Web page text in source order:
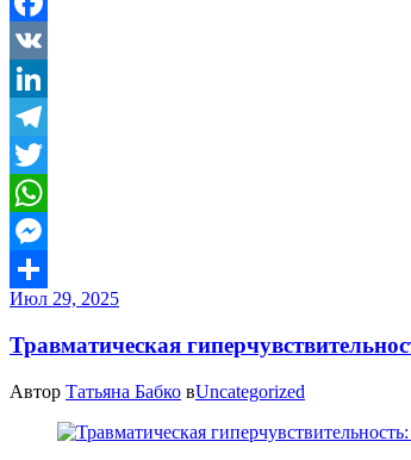
Facebook
VK
LinkedIn
Telegram
Twitter
WhatsApp
Messenger
Отправить
Июл 29, 2025
Травматическая
Автор Татьяна Бабко вUncategorized